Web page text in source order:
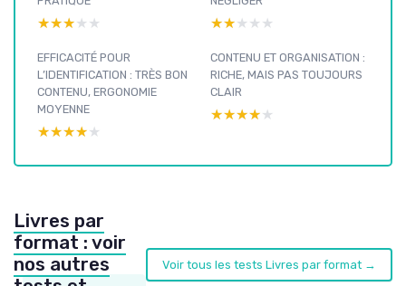
★★★★★
★★★★★ ★★★★★
★★★★★
EFFICACITÉ POUR
L’IDENTIFICATION : TRÈS BON
CONTENU, ERGONOMIE
MOYENNE
★★★★★
★★★★★
CONTENU ET ORGANISATION :
RICHE, MAIS PAS TOUJOURS
CLAIR
★★★★★
★★★★★
Livres par
format : voir
nos autres
Voir tous les tests Livres par format →